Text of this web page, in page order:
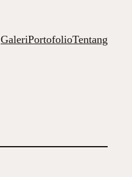
GaleriPortofolioTentang